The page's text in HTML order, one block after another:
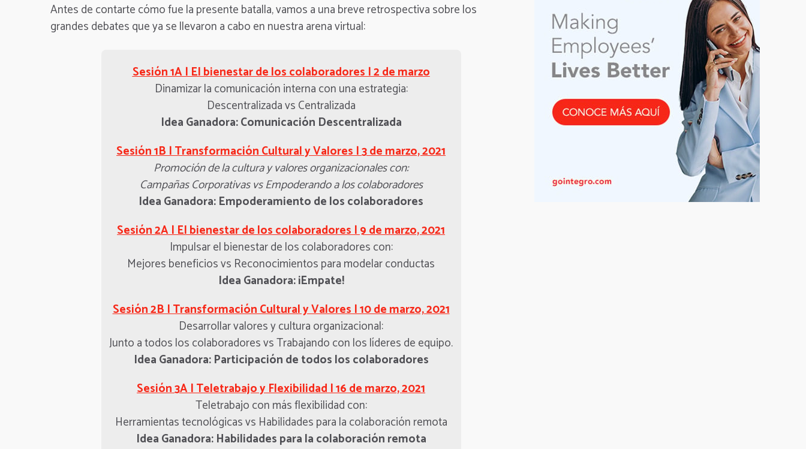
Antes de contarte cómo fue la presente batalla, vamos a una breve retrospectiva sobre los
grandes debates que ya se llevaron a cabo en nuestra arena virtual:
Sesión 1A | El bienestar de los colaboradores | 2 de marzo
Dinamizar la comunicación interna con una estrategia:
Descentralizada vs Centralizada
Idea Ganadora: Comunicación Descentralizada
Sesión 1B | Transformación Cultural y Valores | 3 de marzo, 2021
Promoción de la cultura y valores organizacionales con:
Campañas Corporativas vs Empoderando a los colaboradores
Idea Ganadora: Empoderamiento de los colaboradores
Sesión 2A | El bienestar de los colaboradores | 9 de marzo, 2021
Impulsar el bienestar de los colaboradores con:
Mejores beneficios vs Reconocimientos para modelar conductas
Idea Ganadora: ¡Empate!
Sesión 2B | Transformación Cultural y Valores | 10 de marzo, 2021
Desarrollar valores y cultura organizacional:
Junto a todos los colaboradores vs Trabajando con los líderes de equipo.
Idea Ganadora: Participación de todos los colaboradores
Sesión 3A | Teletrabajo y Flexibilidad | 16 de marzo, 2021
Teletrabajo con más flexibilidad con:
Herramientas tecnológicas vs Habilidades para la colaboración remota
Idea Ganadora: Habilidades para la colaboración remota